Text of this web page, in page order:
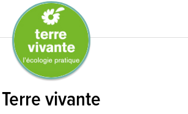
Terre vivante